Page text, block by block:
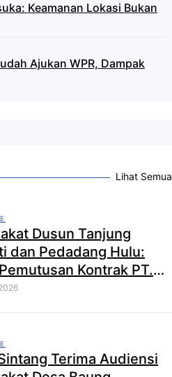
Keamanan Lokasi Bukan
Ajukan WPR, Dampak
Lihat Semua
Dusun Tanjung
dan Pedadang Hulu:
Kontrak PT.
Indah Perkasa
Terima Audiensi